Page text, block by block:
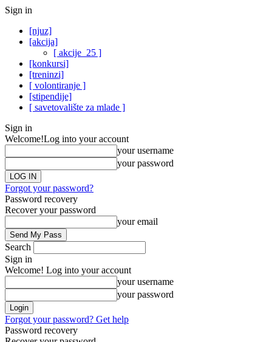
Sign in
[njuz]
[akcija]
[ akcije_25 ]
[konkursi]
[treninzi]
[ volontiranje ]
[stipendije]
[ savetovalište za mlade ]
Sign in
Welcome!Log into your account
your username
your password
Forgot your password?
Password recovery
Recover your password
your email
Search
Sign in
Welcome! Log into your account
your username
your password
Forgot your password? Get help
Password recovery